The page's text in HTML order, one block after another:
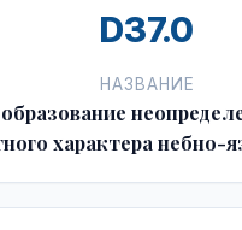
D37.0
НАЗВАНИЕ
характера